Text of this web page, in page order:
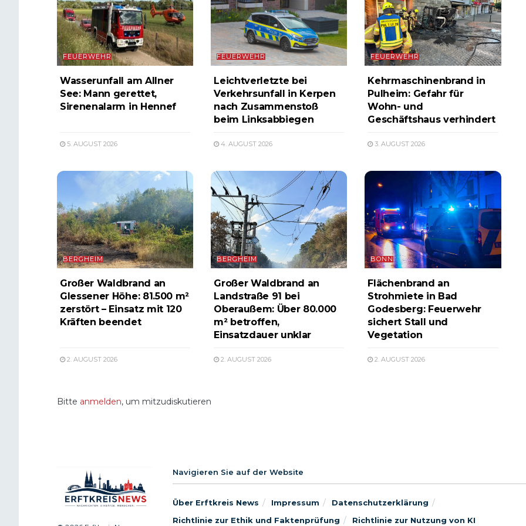
FEUERWEHR
Wasserunfall am Allner
See: Mann gerettet,
Sirenenalarm in Hennef
5. AUGUST 2026
FEUERWEHR
Leichtverletzte bei
Verkehrsunfall in Kerpen
nach Zusammenstoß
beim Linksabbiegen
4. AUGUST 2026
FEUERWEHR
Kehrmaschinenbrand in
Pulheim: Gefahr für
Wohn- und
Geschäftshaus verhindert
3. AUGUST 2026
BERGHEIM
Großer Waldbrand an
Glessener Höhe: 81.500 m²
zerstört – Einsatz mit 120
Kräften beendet
2. AUGUST 2026
BERGHEIM
Großer Waldbrand an
Landstraße 91 bei
Oberaußem: Über 80.000
m² betroffen,
Einsatzdauer unklar
2. AUGUST 2026
BONN
Flächenbrand an
Strohmiete in Bad
Godesberg: Feuerwehr
sichert Stall und
Vegetation
2. AUGUST 2026
Bitte anmelden, um mitzudiskutieren
Navigieren Sie auf der Website
Über Erftkreis News Impressum
Datenschutzerklärung
Richtlinie zur Ethik und Faktenprüfung
Richtlinie zur Nutzung von KI